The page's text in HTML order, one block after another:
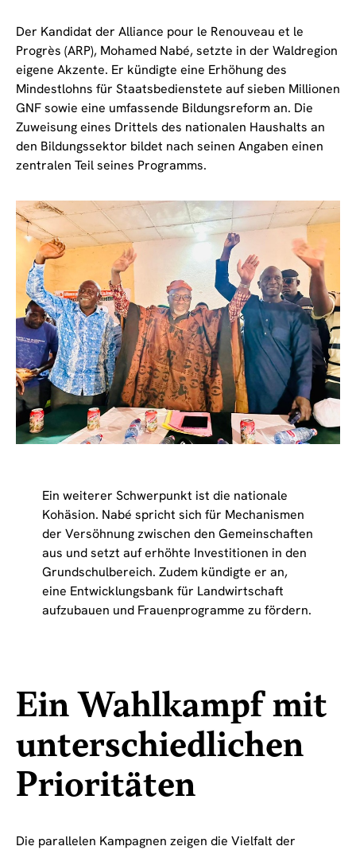
Der Kandidat der Alliance pour le Renouveau et le
Progrès (ARP), Mohamed Nabé, setzte in der Waldregion
eigene Akzente. Er kündigte eine Erhöhung des
Mindestlohns für Staatsbedienstete auf sieben Millionen
GNF sowie eine umfassende Bildungsreform an. Die
Zuweisung eines Drittels des nationalen Haushalts an
den Bildungssektor bildet nach seinen Angaben einen
zentralen Teil seines Programms.
Ein weiterer Schwerpunkt ist die nationale
Kohäsion. Nabé spricht sich für Mechanismen
der Versöhnung zwischen den Gemeinschaften
aus und setzt auf erhöhte Investitionen in den
Grundschulbereich. Zudem kündigte er an,
eine Entwicklungsbank für Landwirtschaft
aufzubauen und Frauenprogramme zu fördern.
Ein Wahlkampf mit
unterschiedlichen
Prioritäten
Die parallelen Kampagnen zeigen die Vielfalt der